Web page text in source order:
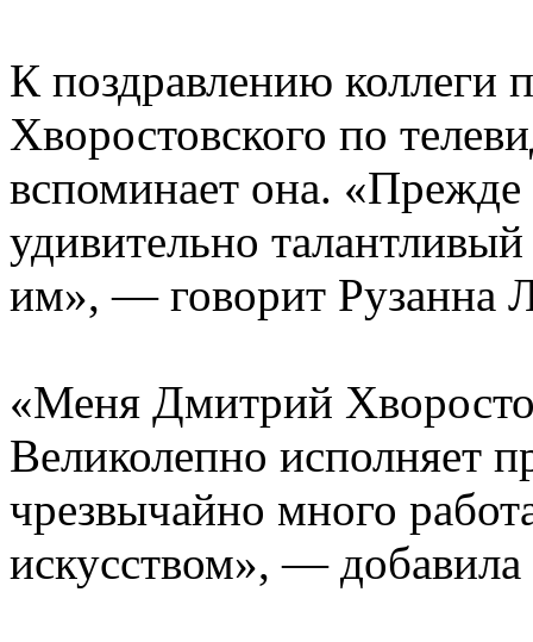
К поздравлению коллеги
Хворостовского по
вспоминает она. «Прежде
удивительно
им», — говорит Рузанна
«Меня Дмитрий
Великолепно исполняет
чрезвычайно много
искусством», —